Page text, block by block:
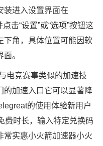
装进入设置界面在
击“设置”或“选项”按钮这
下角，具体位置可能因软
。
电竞赛事类似的加速技
的加速入口它可以显著降
的使用体验新用户
费时长，输入特定兑换码
常实惠小火箭加速器小火